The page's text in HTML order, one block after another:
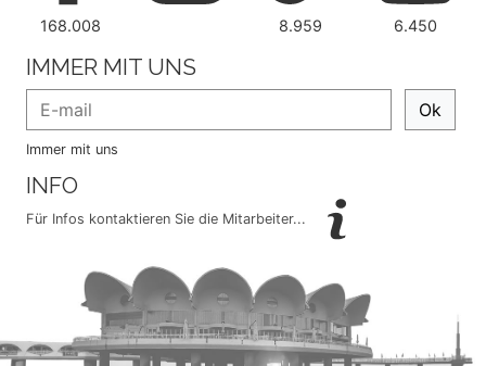
168.008 8.959 6.450
IMMER MIT UNS
Ok
Immer mit uns
INFO
Für Infos kontaktieren Sie die Mitarbeiter...